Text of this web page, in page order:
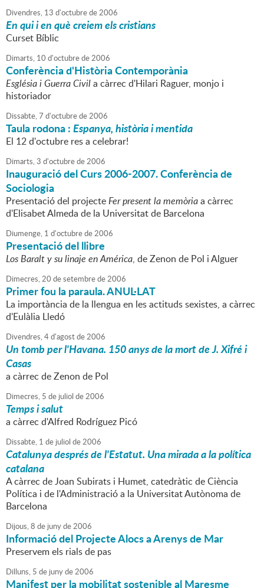
Divendres, 13 d'octubrede2006
En qui i en què creiem els cristians
Curset Bíblic
Dimarts, 10 d'octubrede2006
Conferència d'Història Contemporània
Església i Guerra Civila càrrec d'Hilari Raguer, monjo i
historiador
Dissabte,7 d'octubrede2006
Taula rodona :Espanya, història i mentida
El 12 d'octubre res a celebrar!
Dimarts,3 d'octubrede2006
Inauguració del Curs 2006-2007. Conferència de
Sociologia
Presentació del projecteFer present la memòriaa càrrec
d'Elisabet Almeda de la Universitat de Barcelona
Diumenge, 1 d'octubrede2006
Presentació del llibre
Los Baralt y su linaje en América, de Zenon de Pol i Alguer
Dimecres,20 desetembrede2006
Primer fou la paraula. ANUL·LAT
La importància de la llengua en les actituds sexistes, a càrrec
d'Eulàlia Lledó
Divendres,4d'agostde2006
Un tomb per l'Havana. 150 anys de la mort de J. Xifré i
Casas
a càrrec de Zenon de Pol
Dimecres, 5 de juliol de2006
Temps i salut
a càrrec d'Alfred Rodríguez Picó
Dissabte, 1 de juliol de2006
Catalunya després de l'Estatut. Una mirada a la política
catalana
A càrrec de Joan Subirats i Humet, catedràtic de Ciència
Política i de l'Administració a la Universitat Autònoma de
Barcelona
Dijous,8 de junyde2006
Informació del Projecte Alocs a Arenys de Mar
Preservem els rials de pas
Dilluns, 5 de junyde2006
Manifest per la mobilitat sostenible al Maresme